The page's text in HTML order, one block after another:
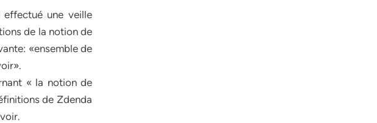
une veille
de la notion de
«ensemble de
« la notion de
de Zdenda